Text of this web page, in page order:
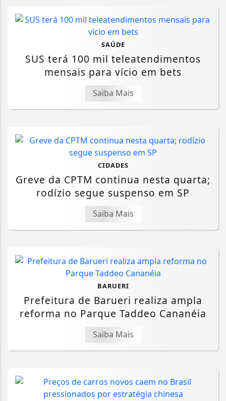
SAÚDE
SUS terá 100 mil teleatendimentos
mensais para vício em bets
Saiba Mais
CIDADES
Greve da CPTM continua nesta quarta;
rodízio segue suspenso em SP
Saiba Mais
BARUERI
Prefeitura de Barueri realiza ampla
reforma no Parque Taddeo Cananéia
Saiba Mais